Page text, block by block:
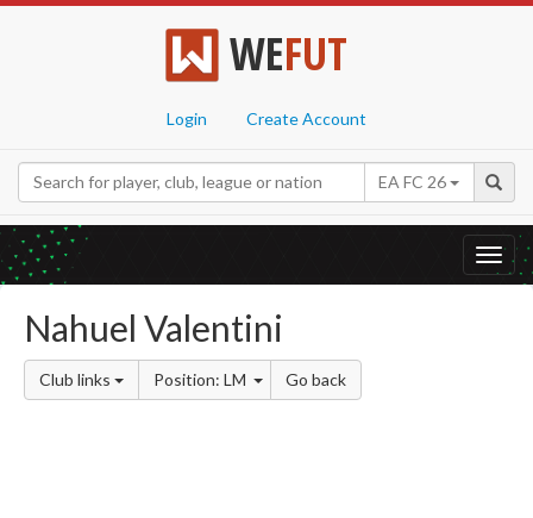
WEFUT
Login Create Account
EA FC 26
Nahuel Valentini
Club links Position: LM Go back